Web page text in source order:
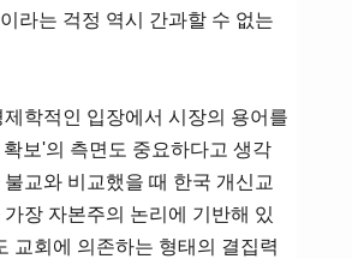
라는 걱정 역시 간과할 수 없는
학적인 입장에서 시장의 용어를
보'의 측면도 중요하다고 생각
교와 비교했을 때 한국 개신교
장 자본주의 논리에 기반해 있
교회에 의존하는 형태의 결집력